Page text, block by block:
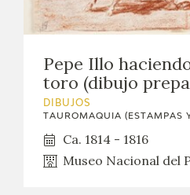
Pepe Illo
toro (dibujo
DIBUJOS
TAUROMAQUIA (ESTAMPAS
Ca. 1814 - 1816
Museo Nacional del